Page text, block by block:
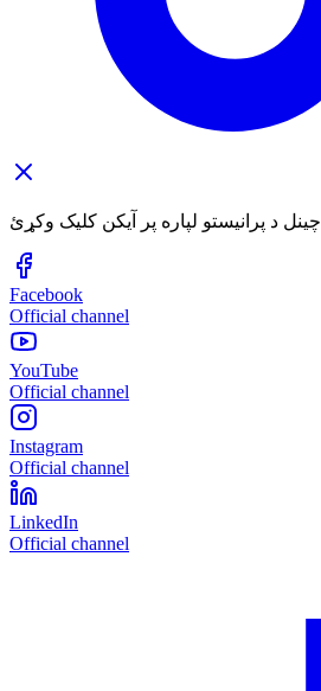
Facebook
Official channel
YouTube
Official channel
Instagram
Official channel
LinkedIn
Official channel